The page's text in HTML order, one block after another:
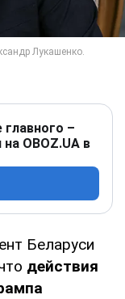
главного –
OBOZ.UA в
Беларуси
действия